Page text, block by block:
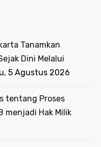
Tanamkan
Dini Melalui
5 Agustus 2026
tentang Proses
menjadi Hak Milik